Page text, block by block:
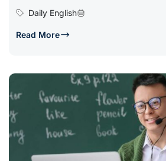
Daily English
Read More